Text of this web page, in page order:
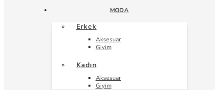
MODA
Erkek
Aksesuar
Giyim
Kadın
Aksesuar
Giyim